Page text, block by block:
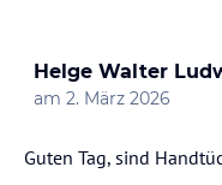
Helge Walter
am 2. März 2026
Guten Tag, sind